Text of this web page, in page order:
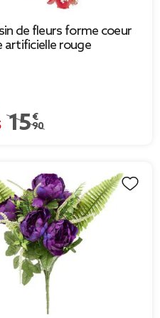
de fleurs forme coeur
artificielle rouge
Prix remisé de 15,90 € à 7,95 €
15,90 €